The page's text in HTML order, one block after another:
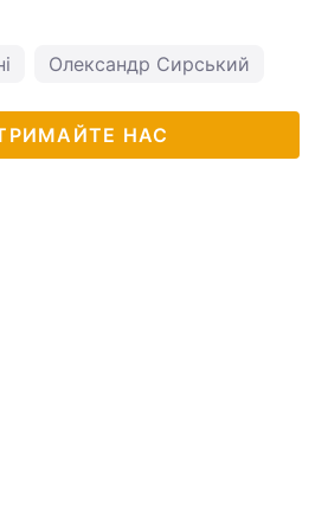
Олександр Сирський
НАС